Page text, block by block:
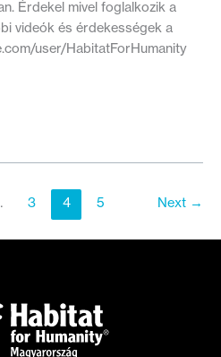
Érdekel mivel foglalkozik a
videók és érdekességek a
user/HabitatForHumanity
3 4 5 Next →